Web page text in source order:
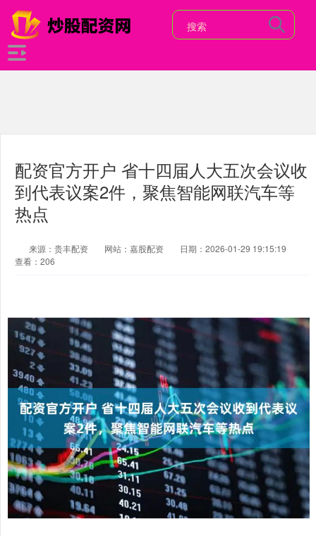
配资官方开户 省十四届人大五次会议收
到代表议案2件，聚焦智能网联汽车等
热点
来源：贵丰配资 网站：嘉股配资
日期：2026-01-29 19:15:19
查看：206